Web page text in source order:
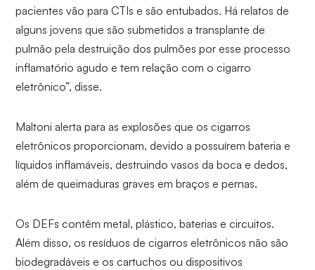
pacientes vão para CTIs e são entubados. Há relatos de
alguns jovens que são submetidos a transplante de
pulmão pela destruição dos pulmões por esse processo
inflamatório agudo e tem relação com o cigarro
eletrônico”, disse.
Maltoni alerta para as explosões que os cigarros
eletrônicos proporcionam, devido a possuírem bateria e
líquidos inflamáveis, destruindo vasos da boca e dedos,
além de queimaduras graves em braços e pernas.
Os DEFs contêm metal, plástico, baterias e circuitos.
Além disso, os resíduos de cigarros eletrônicos não são
biodegradáveis e os cartuchos ou dispositivos